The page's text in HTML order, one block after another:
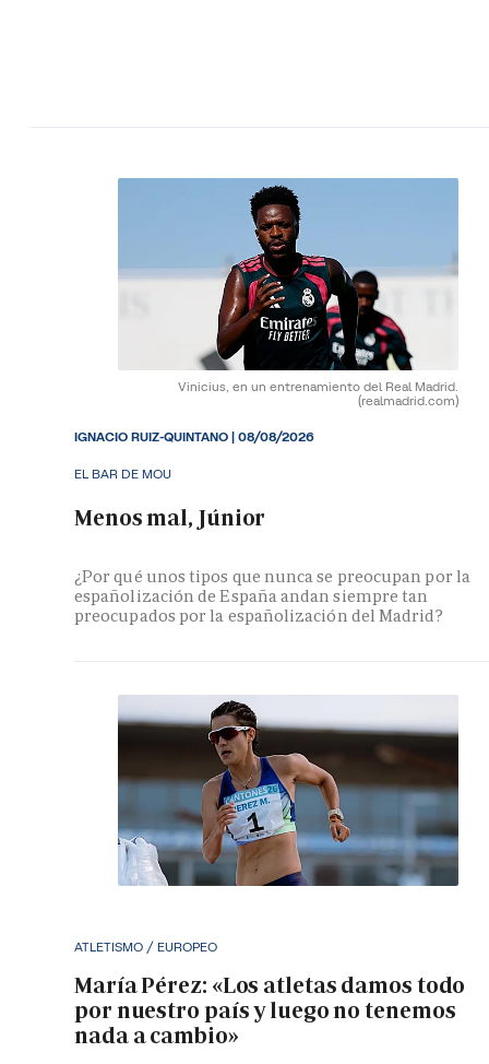
Vinicius, en un entrenamiento del Real Madrid.
(realmadrid.com)
EL BAR DE MOU
Menos mal, Júnior
¿Por qué unos tipos que nunca se preocupan por la
españolización de España andan siempre tan
preocupados por la españolización del Madrid?
IGNACIO RUIZ-QUINTANO|08/08/2026
ATLETISMO / EUROPEO
María Pérez: «Los atletas damos todo
por nuestro país y luego no tenemos
nada a cambio»